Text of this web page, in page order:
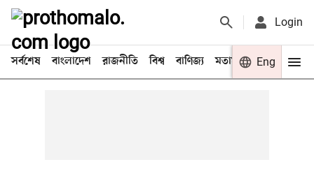
Login
সর্বশেষ বাংলাদেশ রাজনীতি বিশ্ব বাণিজ্য মতামত খেলা
Eng